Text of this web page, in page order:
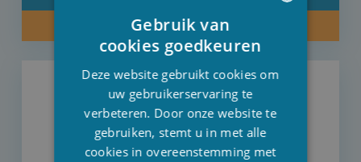
KOOP NU
ENGLISH
Gebruik van
cookies goedkeuren
Deze website gebruikt cookies om
uw gebruikerservaring te
verbeteren. Door onze website te
gebruiken, stemt u in met alle
cookies in overeenstemming met